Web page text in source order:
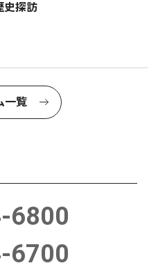
探訪
一覧
6800
6700